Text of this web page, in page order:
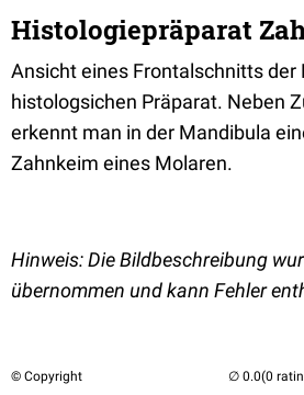
Histologiepräparat
Ansicht eines Frontalschnitts der
histologsichen Präparat. Neben
erkennt man in der Mandibula
Zahnkeim eines Molaren.
Hinweis: Die Bildbeschreibung
übernommen und kann Fehler
© Copyright (0